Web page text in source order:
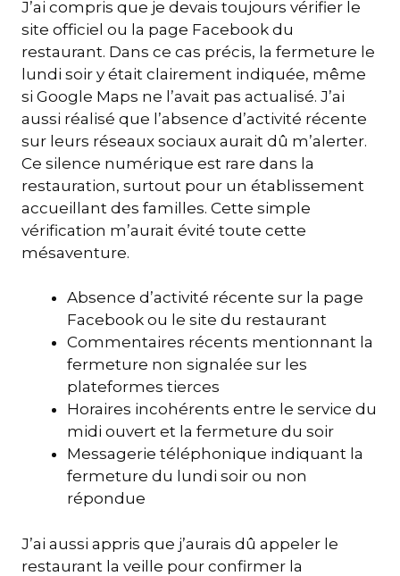
J’ai compris que je devais toujours vérifier le
site officiel ou la page Facebook du
restaurant. Dans ce cas précis, la fermeture le
lundi soir y était clairement indiquée, même
si Google Maps ne l’avait pas actualisé. J’ai
aussi réalisé que l’absence d’activité récente
sur leurs réseaux sociaux aurait dû m’alerter.
Ce silence numérique est rare dans la
restauration, surtout pour un établissement
accueillant des familles. Cette simple
vérification m’aurait évité toute cette
mésaventure.
Absence d’activité récente sur la page
Facebook ou le site du restaurant
Commentaires récents mentionnant la
fermeture non signalée sur les
plateformes tierces
Horaires incohérents entre le service du
midi ouvert et la fermeture du soir
Messagerie téléphonique indiquant la
fermeture du lundi soir ou non
répondue
J’ai aussi appris que j’aurais dû appeler le
restaurant la veille pour confirmer la